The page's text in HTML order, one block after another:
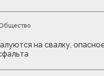
на свалку,